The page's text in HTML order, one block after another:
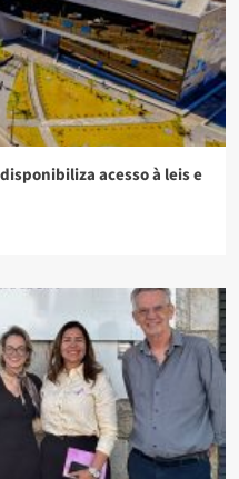
acesso à leis e